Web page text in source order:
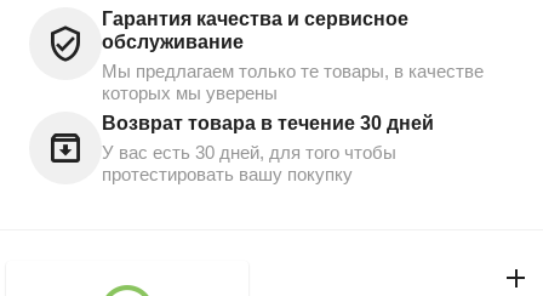
Гарантия качества и сервисное
обслуживание
Мы предлагаем только те товары, в качестве
которых мы уверены
Возврат товара в течение 30 дней
У вас есть 30 дней, для того чтобы
протестировать вашу покупку